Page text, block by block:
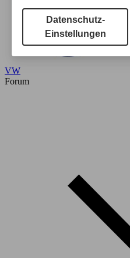
VW
Forum
Datenschutz-
Einstellungen